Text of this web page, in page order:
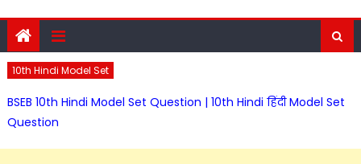
10th Hindi Model Set
BSEB 10th Hindi Model Set Question | 10th Hindi हिंदी Model Set
Question